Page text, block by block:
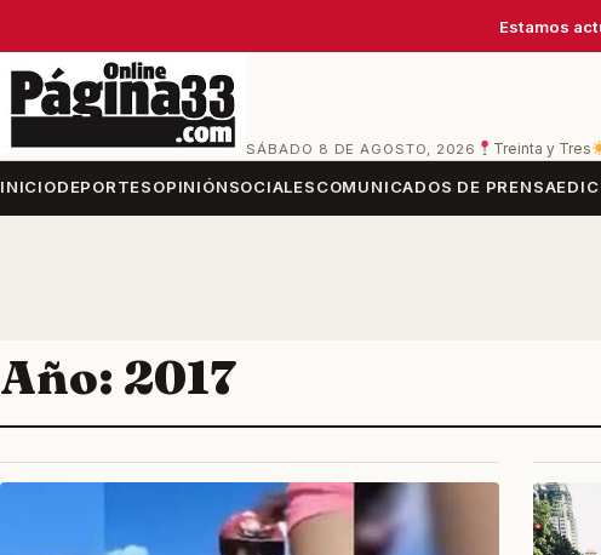
Estamos
SÁBADO 8 DE AGOSTO, 2026 Treinta y Tres
INICIODEPORTESOPINIÓNSOCIALESCOMUNICADOS DE PRENSA
Año: 2017